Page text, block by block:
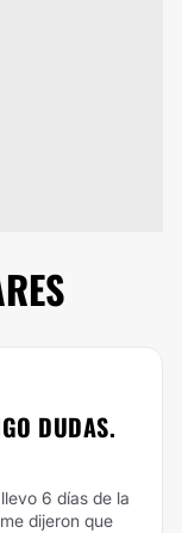
DUDAS.
6 días de la
dijeron que